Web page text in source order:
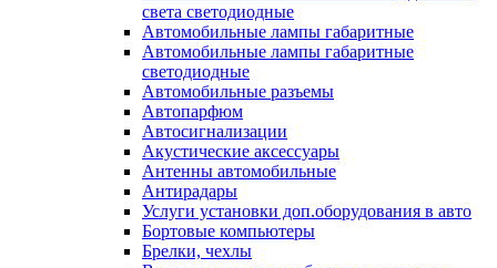
света светодиодные
Автомобильные лампы габаритные
Автомобильные лампы габаритные
светодиодные
Автомобильные разъемы
Автопарфюм
Автосигнализации
Акустические аксессуары
Антенны автомобильные
Антирадары
Услуги установки доп.оборудования в авто
Бортовые компьютеры
Брелки, чехлы